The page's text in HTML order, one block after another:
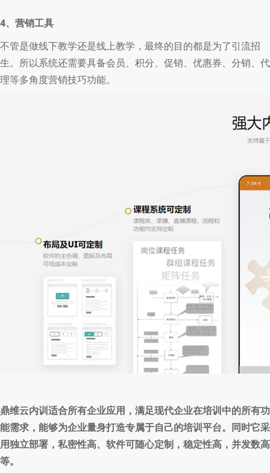
4、营销工具
不管是做线下教学还是线上教学，最终的目的都是为了引流招
生。所以系统还需要具备会员、积分、促销、优惠券、分销、代
理等多角度营销技巧功能。
鼎维云内训适合所有企业应用，满足现代企业在培训中的所有功
能需求，能够为企业量身打造专属于自己的培训平台。同时它采
用独立部署，私密性高、软件可随心定制，稳定性高，并发数高
等。